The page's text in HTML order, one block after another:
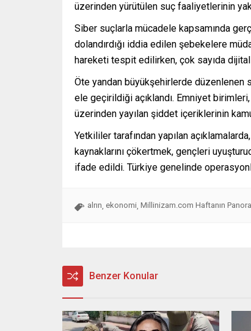
üzerinden yürütülen suç faaliyetlerinin
Siber suçlarla mücadele kapsamında
dolandırdığı iddia edilen şebekelere
hareketi tespit edilirken, çok sayıda
Öte yandan büyükşehirlerde düzenlenen
ele geçirildiği açıklandı. Emniyet
üzerinden yayılan şiddet içeriklerinin
Yetkililer tarafından yapılan
kaynaklarını çökertmek, gençleri
ifade edildi. Türkiye genelinde
alrın, ekonomi, Millinizam.com Haftanın
Benzer Konular